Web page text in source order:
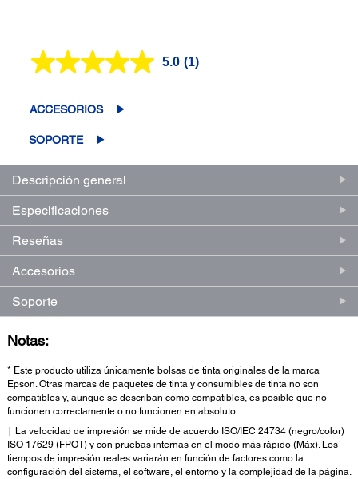
5.0 Lea
(1)
ACCESORIOS
SOPORTE
Descripción general
Especificaciones
Reseñas
Accesorios
Soporte
Notas:
* Este producto utiliza únicamente bolsas de tinta originales de la marca
Epson. Otras marcas de paquetes de tinta y consumibles de tinta no son
compatibles y, aunque se describan como compatibles, es posible que no
funcionen correctamente o no funcionen en absoluto.
† La velocidad de impresión se mide de acuerdo ISO/IEC 24734 (negro/color)
ISO 17629 (FPOT) y con pruebas internas en el modo más rápido (Máx). Los
tiempos de impresión reales variarán en función de factores como la
configuración del sistema, el software, el entorno y la complejidad de la página.